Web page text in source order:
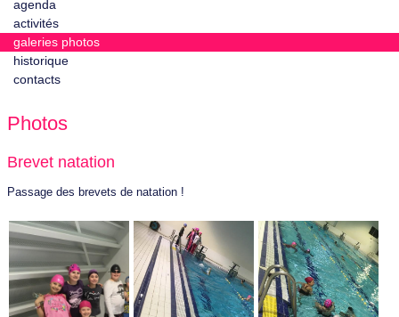
agenda
activités
galeries photos
historique
contacts
Photos
Brevet natation
Passage des brevets de natation !